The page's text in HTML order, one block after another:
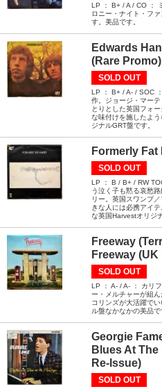
LP ： B+ / A / CO ：
ロニー・ナイト・フ
す。美品です。
Edwards
(Rare Promo)
SOLD OUT
LP ： B+ / A- / SOC
作。ジョージ・マー
とりとした英国フォ
な味付けを施したよ
ジナルGRT盤です。
Formerly Fat
SOLD OUT
LP ： B / B+ / RW
う泣く子も黙る哀愁
リー。英国スワンプ
きな人には必携アイ
な英国Harvestオリジ
Freeway
Freeway (UK
SOLD OUT
LP ： A- / A- ： カリ
ー・メルチャーが組
コリンズが大活躍で
ル盤なかなかの美品で
Georgie
Blues At
Re-Issue)
SOLD OUT